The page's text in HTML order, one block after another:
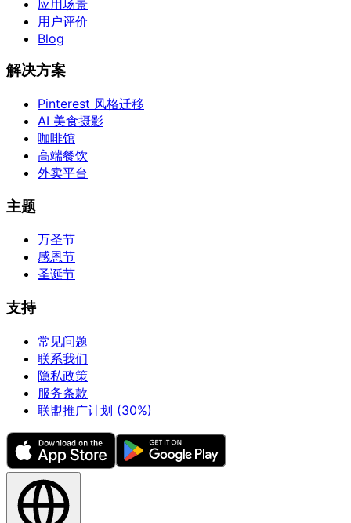
应用场景
用户评价
Blog
解决方案
Pinterest 风格迁移
AI 美食摄影
咖啡馆
高端餐饮
外卖平台
主题
万圣节
感恩节
圣诞节
支持
常见问题
联系我们
隐私政策
服务条款
联盟推广计划 (30%)